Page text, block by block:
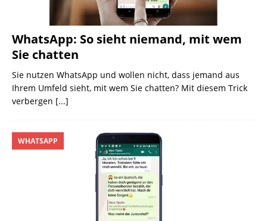
WhatsApp: So sieht niemand, mit wem
Sie chatten
Sie nutzen WhatsApp und wollen nicht, dass jemand aus
Ihrem Umfeld sieht, mit wem Sie chatten? Mit diesem Trick
verbergen [...]
WHATSAPP